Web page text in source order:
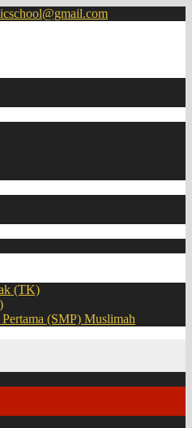
(TK)
(SMP) Muslimah